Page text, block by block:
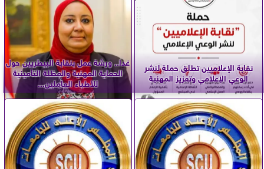
نقابة الإعلاميين تطلق حملة لنشر
الوعي الإعلامي وتعزيز المهنية
غدا.. ورشة عمل بنقابة البيطريين حول
الحماية المهنية والمظلة التأمينية
للأطباء العاملين...